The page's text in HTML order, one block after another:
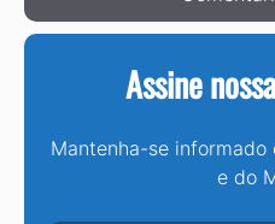
Assine
Mantenha-se
e do